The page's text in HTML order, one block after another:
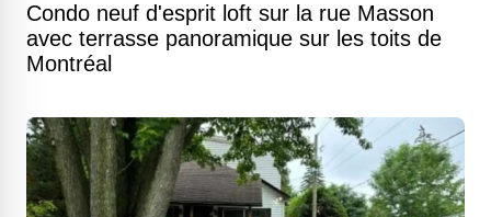
Condo neuf d'esprit loft sur la rue Masson
avec terrasse panoramique sur les toits de
Montréal